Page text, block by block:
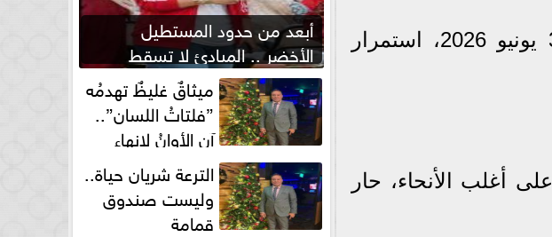
تتوقع الهيئة العامة للأرصاد الجوية، أن يشهد اليوم الأربعاء 3 يونيو 2026، استمرار
أغلب الأنحاء، حار
أبعد من حدود المستطيل
الأخضر .. المبادئ لا تسقط
بصفارة الحكم ميثاقٌ غليظٌ تهدمُه
”فلتاتُ اللسان”..
آن الأوانُ لإنهاءِ
فوضى الطلاق الشفهي!الترعة شريان حياة..
وليست صندوق
قمامة